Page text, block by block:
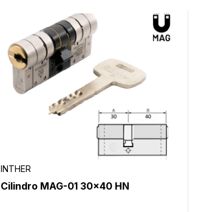
INTHER
Cilindro MAG-01 30x40 HN